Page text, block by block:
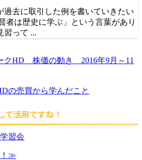
過去に取引した例を書いていきたい
者は歴史に学ぶ」という言葉があり
習って ...
クHD 株価の動き 2016年9月～11
の売買から学んだこと
活用ですね！
習会
！≫